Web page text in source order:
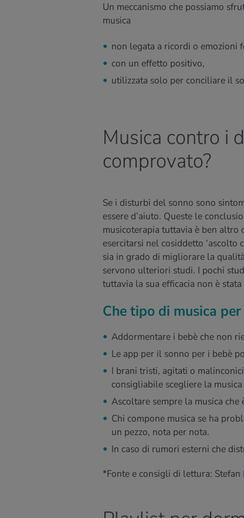
Un meccanismo che possiamo
musica
non legata a ricordi o emozioni
con un effetto positivo,
utilizzata solo per conciliare il
Musica contro i
comprovato?
Se i disturbi del sonno sono
essere d’aiuto. Queste le
musicoterapia tuttavia è ben altro
esercitarsi nel cosiddetto ‘ascolto
sia in grado di migliorare la
servono ulteriori studi. I pochi
tuttavia la sua efficacia non è
Che tipo di musica
Addormentare i bebè che non
Le app per il sonno per i bebè
I brani tristi, agitati o
consigliabile scegliere la
Ascoltare sempre la musica
Chi compone musica se ha
un pezzo, nota per nota.
In caso di rumori esterni che
*Fonte e consigli di lettura: Stefan